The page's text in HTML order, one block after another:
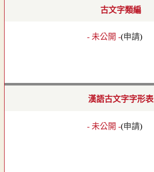
古文字類編
- 未公開 -(申請)
漢語古文字字形表
- 未公開 -(申請)